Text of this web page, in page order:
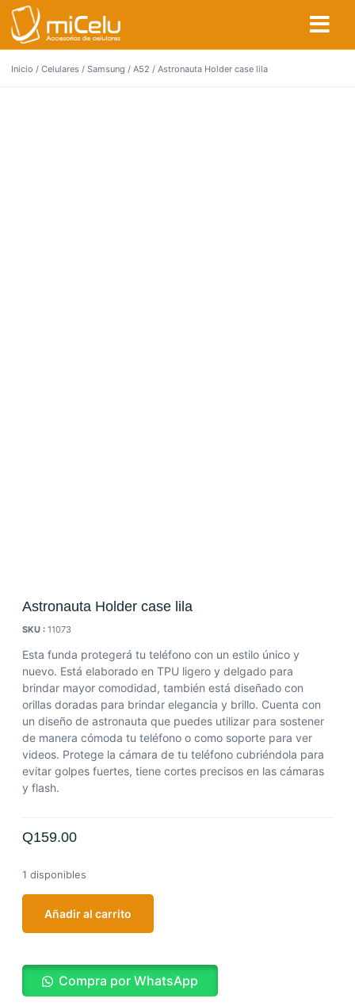
Inicio / Celulares / Samsung / A52 / Astronauta Holder case lila
Astronauta Holder case lila
SKU : 11073
Esta funda protegerá tu teléfono con un estilo único y
nuevo. Está elaborado en TPU ligero y delgado para
brindar mayor comodidad, también está diseñado con
orillas doradas para brindar elegancia y brillo. Cuenta con
un diseño de astronauta que puedes utilizar para sostener
de manera cómoda tu teléfono o como soporte para ver
videos. Protege la cámara de tu teléfono cubriéndola para
evitar golpes fuertes, tiene cortes precisos en las cámaras
y flash.
Q159.00
1 disponibles
Añadir al carrito
Compra por WhatsApp